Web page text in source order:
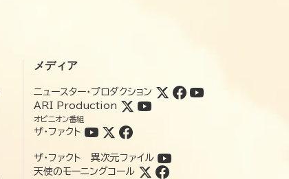
メディア
ニュースター・プロダクション
ARI Production
オピニオン番組
ザ・ファクト
ザ・ファクト 異次元ファイル
天使のモーニングコール